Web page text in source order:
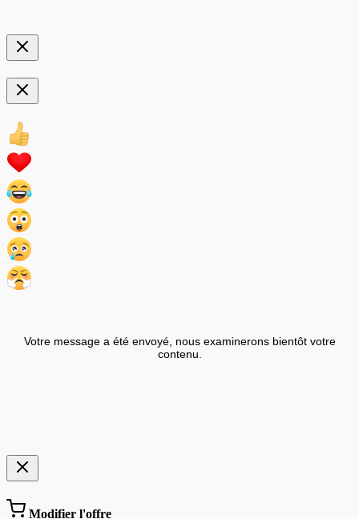
Votre message a été envoyé, nous examinerons bientôt votre
contenu.
Modifier l'offre